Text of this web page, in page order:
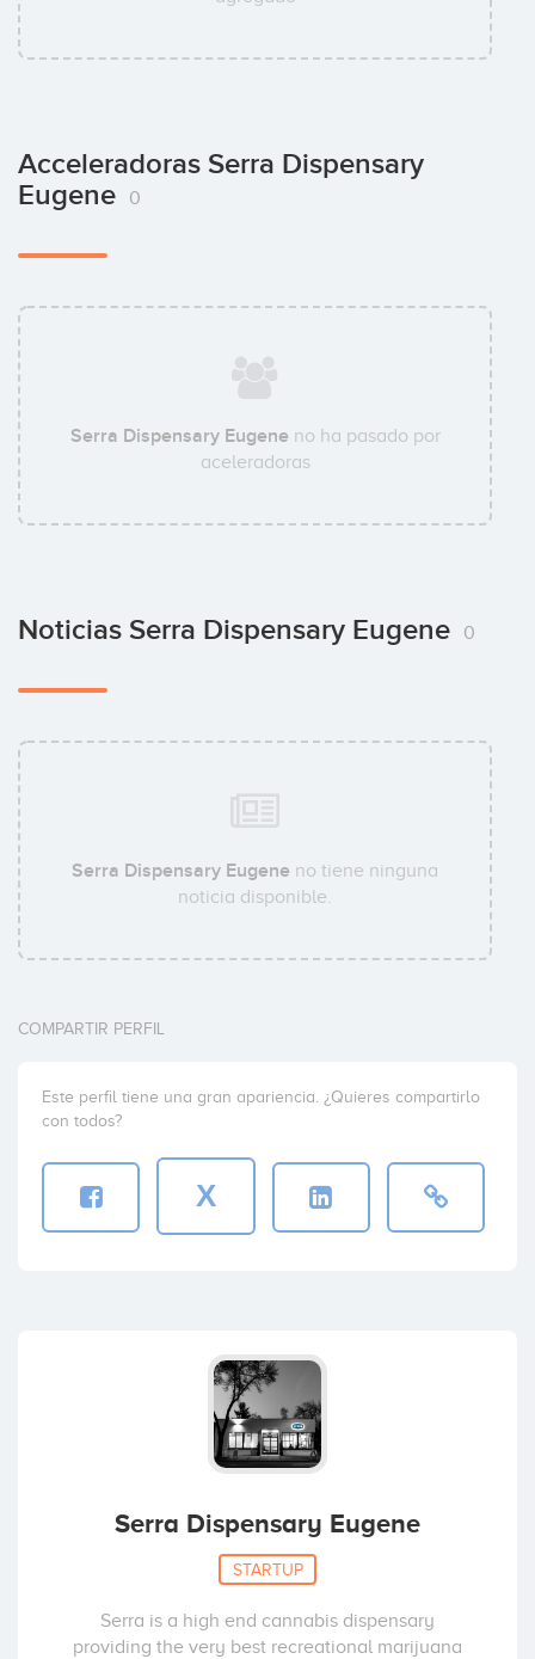
Acceleradoras Serra Dispensary
Eugene
0
Serra Dispensary Eugeneno ha pasado por
aceleradoras
Noticias Serra Dispensary Eugene 0
Serra Dispensary Eugene no tiene ninguna
noticia disponible.
COMPARTIR PERFIL
Este perfil tiene una gran apariencia. ¿Quieres compartirlo
con todos?
X
Serra Dispensary Eugene
STARTUP
Serra is a high end cannabis dispensary
providing the very best recreational marijuana